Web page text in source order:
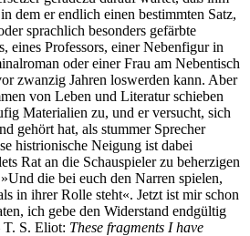
dem er endlich einen bestimmten Satz,
sprachlich besonders gefärbte
eines Professors, einer Nebenfigur in
oder einer Frau am Nebentisch
zwanzig Jahren loswerden kann. Aber
von Leben und Literatur schieben
Materialien zu, und er versucht, sich
gehört hat, als stummer Sprecher
histrionische Neigung ist dabei
Rat an die Schauspieler zu beherzigen
die bei euch den Narren spielen,
in ihrer Rolle steht«. Jetzt ist mir schon
ich gebe den Widerstand endgültig
T. S. Eliot: These fragments I have